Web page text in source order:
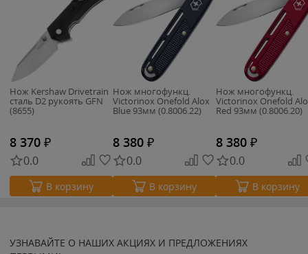
Нож Kershaw Drivetrain
cталь D2 рукоять GFN
(8655)
8 370 ₽
0.0
В корзину
Нож многофункц.
Victorinox Onefold Alox
Blue 93мм (0.8006.22)
8 380 ₽
0.0
В корзину
Нож многофункц.
Victorinox Onefold
Red 93мм (0.8006.20)
8 380 ₽
0.0
В корзину
УЗНАВАЙТЕ О НАШИХ АКЦИЯХ И ПРЕДЛОЖЕНИЯХ